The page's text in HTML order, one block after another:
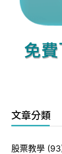
文章分類
股票教學